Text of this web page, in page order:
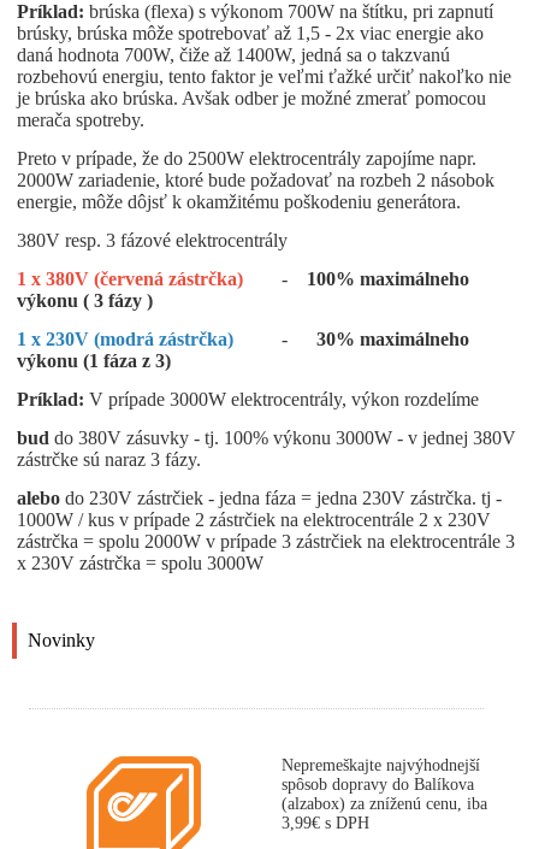
Príklad: brúska (flexa) s výkonom 700W na štítku, pri zapnutí
brúsky, brúska môže spotrebovať až 1,5 - 2x viac energie ako
daná hodnota 700W, čiže až 1400W, jedná sa o takzvanú
rozbehovú energiu, tento faktor je veľmi ťažké určiť nakoľko nie
je brúska ako brúska. Avšak odber je možné zmerať pomocou
merača spotreby.
Preto v prípade, že do 2500W elektrocentrály zapojíme napr.
2000W zariadenie, ktoré bude požadovať na rozbeh 2 násobok
energie, môže dôjsť k okamžitému poškodeniu generátora.
380V resp. 3 fázové elektrocentrály
1 x 380V (červená zástrčka)
- 100% maximálneho
výkonu ( 3 fázy )
1 x 230V (modrá zástrčka) - 30% maximálneho
výkonu (1 fáza z 3)
Príklad: V prípade 3000W elektrocentrály, výkon rozdelíme
bud do 380V zásuvky - tj. 100% výkonu 3000W - v jednej 380V
zástrčke sú naraz 3 fázy.
alebo do 230V zástrčiek - jedna fáza = jedna 230V zástrčka. tj -
1000W / kus v prípade 2 zástrčiek na elektrocentrále 2 x 230V
zástrčka = spolu 2000W v prípade 3 zástrčiek na elektrocentrále 3
x 230V zástrčka = spolu 3000W
Novinky
Nepremeškajte najvýhodnejší
spôsob dopravy do Balíkova
(alzabox) za zníženú cenu, iba
3,99€ s DPH